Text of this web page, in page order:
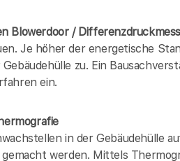
Blowerdoor /
Je höher der energetische
zu. Ein
ein.
in der Gebäudehülle
werden. Mittels